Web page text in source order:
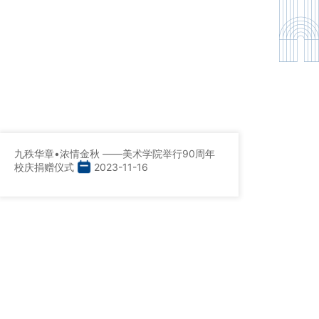
九秩华章•浓情金秋 ——美术学院举行90周年
校庆捐赠仪式
2023-11-16